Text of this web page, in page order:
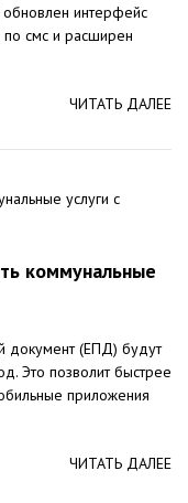
обновлен интерфейс
по смс и расширен
ЧИТАТЬ ДАЛЕЕ
коммунальные
документ (ЕПД) будут
Это позволит быстрее
приложения
ЧИТАТЬ ДАЛЕЕ